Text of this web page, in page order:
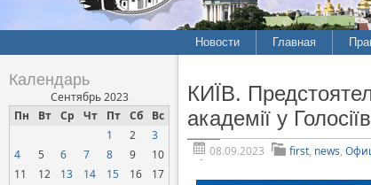
Новости
Межконфессиональные
Нарушения прав
верующих
Официальная хроника
Главная
Календарь
Сентябрь 2023
Пн
Вт Ср Чт Пт Сб Вс
1 2
3
4
5 6 7 8 9
10
11
12 13 14 15 16
17
КИЇВ.
академії у
08.09.2023 first, news,